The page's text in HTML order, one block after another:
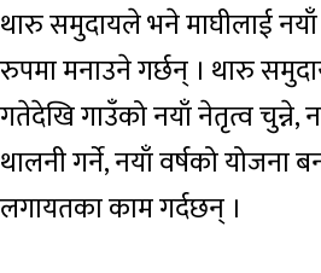
थारु समुदायले भने माघीलाई नयाँ
रुपमा मनाउने गर्छन् । थारु
गतेदेखि गाउँको नयाँ नेतृत्व चुन्ने,
थालनी गर्ने, नयाँ वर्षको योजना
लगायतका काम गर्दछन् ।